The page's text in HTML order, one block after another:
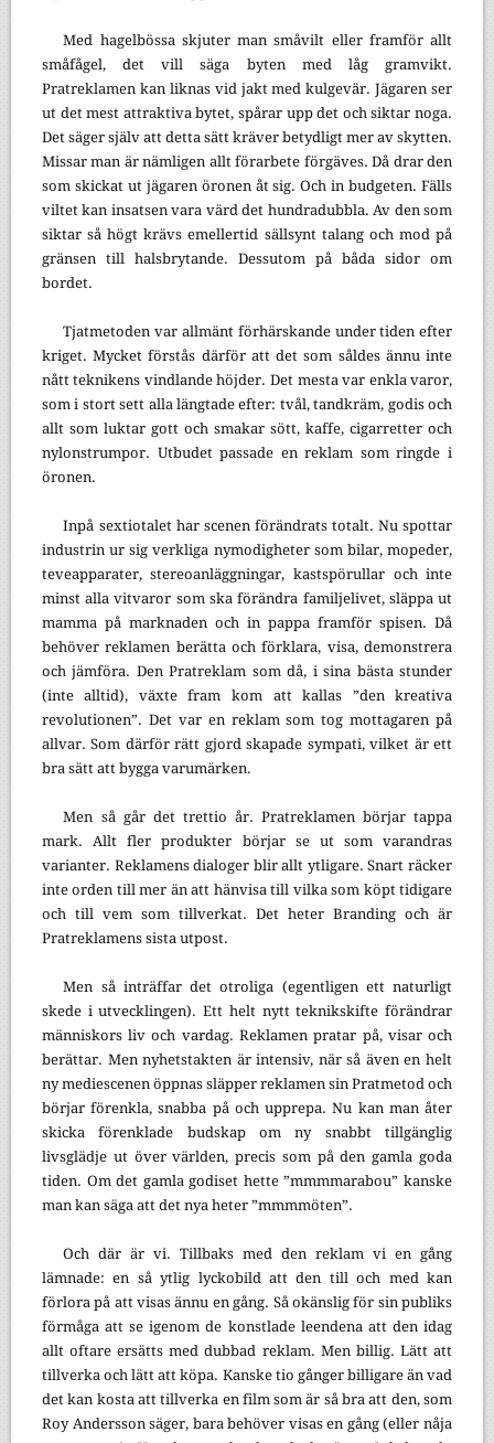
Med hagelbössa skjuter man småvilt eller framför allt
småfågel, det vill säga byten med låg gramvikt.
Pratreklamen kan liknas vid jakt med kulgevär. Jägaren ser
ut det mest attraktiva bytet, spårar upp det och siktar noga.
Det säger själv att detta sätt kräver betydligt mer av skytten.
Missar man är nämligen allt förarbete förgäves. Då drar den
som skickat ut jägaren öronen åt sig. Och in budgeten. Fälls
viltet kan insatsen vara värd det hundradubbla. Av den som
siktar så högt krävs emellertid sällsynt talang och mod på
gränsen till halsbrytande. Dessutom på båda sidor om
bordet.
Tjatmetoden var allmänt förhärskande under tiden efter
kriget. Mycket förstås därför att det som såldes ännu inte
nått teknikens vindlande höjder. Det mesta var enkla varor,
som i stort sett alla längtade efter: tvål, tandkräm, godis och
allt som luktar gott och smakar sött, kaffe, cigarretter och
nylonstrumpor. Utbudet passade en reklam som ringde i
öronen.
Inpå sextiotalet har scenen förändrats totalt. Nu spottar
industrin ur sig verkliga nymodigheter som bilar, mopeder,
teveapparater, stereoanläggningar, kastspörullar och inte
minst alla vitvaror som ska förändra familjelivet, släppa ut
mamma på marknaden och in pappa framför spisen. Då
behöver reklamen berätta och förklara, visa, demonstrera
och jämföra. Den Pratreklam som då, i sina bästa stunder
(inte alltid), växte fram kom att kallas ”den kreativa
revolutionen”. Det var en reklam som tog mottagaren på
allvar. Som därför rätt gjord skapade sympati, vilket är ett
bra sätt att bygga varumärken.
Men så går det trettio år. Pratreklamen börjar tappa
mark. Allt fler produkter börjar se ut som varandras
varianter. Reklamens dialoger blir allt ytligare. Snart räcker
inte orden till mer än att hänvisa till vilka som köpt tidigare
och till vem som tillverkat. Det heter Branding och är
Pratreklamens sista utpost.
Men så inträffar det otroliga (egentligen ett naturligt
skede i utvecklingen). Ett helt nytt teknikskifte förändrar
människors liv och vardag. Reklamen pratar på, visar och
berättar. Men nyhetstakten är intensiv, när så även en helt
ny mediescenen öppnas släpper reklamen sin Pratmetod och
börjar förenkla, snabba på och upprepa. Nu kan man åter
skicka förenklade budskap om ny snabbt tillgänglig
livsglädje ut över världen, precis som på den gamla goda
tiden. Om det gamla godiset hette ”mmmmarabou” kanske
man kan säga att det nya heter ”mmmmöten”.
Och där är vi. Tillbaks med den reklam vi en gång
lämnade: en så ytlig lyckobild att den till och med kan
förlora på att visas ännu en gång. Så okänslig för sin publiks
förmåga att se igenom de konstlade leendena att den idag
allt oftare ersätts med dubbad reklam. Men billig. Lätt att
tillverka och lätt att köpa. Kanske tio gånger billigare än vad
det kan kosta att tillverka en film som är så bra att den, som
Roy Andersson säger, bara behöver visas en gång (eller nåja